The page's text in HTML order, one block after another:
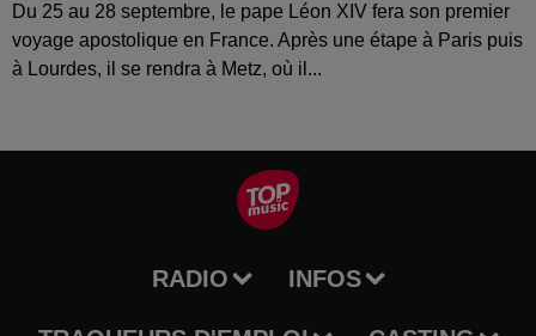
Du 25 au 28 septembre, le pape Léon XIV fera son premier
voyage apostolique en France. Après une étape à Paris puis
à Lourdes, il se rendra à Metz, où il...
RADIO INFOS